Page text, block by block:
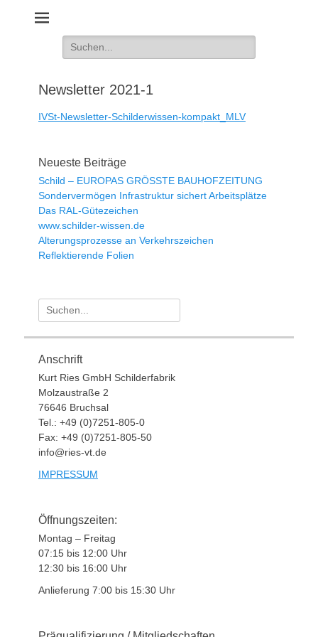
Suche
nach:
Newsletter 2021-1
IVSt-Newsletter-Schilderwissen-kompakt_MLV
Neueste Beiträge
Schild – EUROPAS GRÖSSTE BAUHOFZEITUNG
Sondervermögen Infrastruktur sichert Arbeitsplätze
Das RAL-Gütezeichen
www.schilder-wissen.de
Alterungsprozesse an Verkehrszeichen
Reflektierende Folien
Suche
nach:
Anschrift
Kurt Ries GmbH Schilderfabrik
Molzaustraße 2
76646 Bruchsal
Tel.: +49 (0)7251-805-0
Fax: +49 (0)7251-805-50
info@ries-vt.de
IMPRESSUM
Öffnungszeiten:
Montag – Freitag
07:15 bis 12:00 Uhr
12:30 bis 16:00 Uhr
Anlieferung 7:00 bis 15:30 Uhr